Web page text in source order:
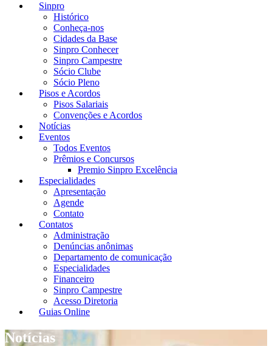
Sinpro
Histórico
Conheça-nos
Cidades da Base
Sinpro Conhecer
Sinpro Campestre
Sócio Clube
Sócio Pleno
Pisos e Acordos
Pisos Salariais
Convenções e Acordos
Notícias
Eventos
Todos Eventos
Prêmios e Concursos
Premio Sinpro Excelência
Especialidades
Apresentação
Agende
Contato
Contatos
Administração
Denúncias anônimas
Departamento de comunicação
Especialidades
Financeiro
Sinpro Campestre
Acesso Diretoria
Guias Online
Notícias